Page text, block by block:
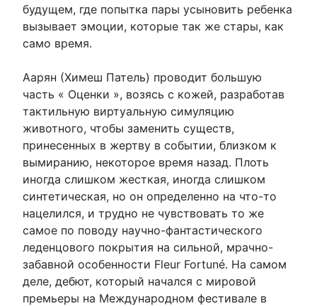
будущем, где попытка пары усыновить ребенка
вызывает эмоции, которые так же стары, как
само время.
Аарян (Химеш Патель) проводит большую
часть « Оценки », возясь с кожей, разработав
тактильную виртуальную симуляцию
животного, чтобы заменить существ,
принесенных в жертву в событии, близком к
вымиранию, некоторое время назад. Плоть
иногда слишком жесткая, иногда слишком
синтетическая, но он определенно на что-то
нацелился, и трудно не чувствовать то же
самое по поводу научно-фантастического
леденцового покрытия на сильной, мрачно-
забавной особенности Fleur Fortuné. На самом
деле, дебют, который начался с мировой
премьеры на Международном фестивале в